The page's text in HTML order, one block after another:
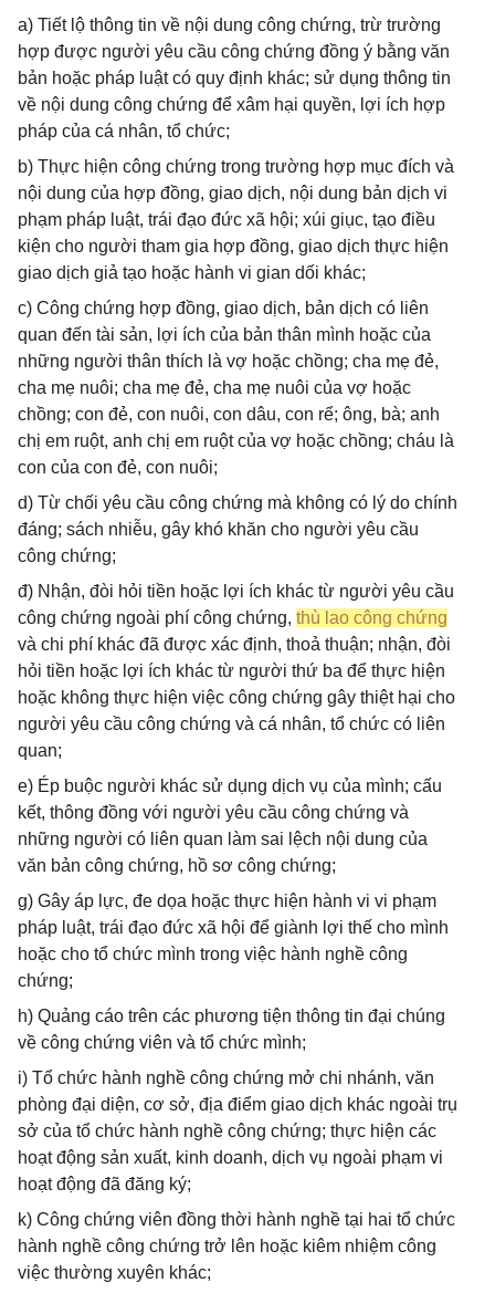
a) Tiết lộ thông tin về nội dung công chứng, trừ trường
hợp được người yêu cầu công chứng đồng ý bằng văn
bản hoặc pháp luật có quy định khác; sử dụng thông tin
về nội dung công chứng để xâm hại quyền, lợi ích hợp
pháp của cá nhân, tổ chức;
b) Thực hiện công chứng trong trường hợp mục đích và
nội dung của hợp đồng, giao dịch, nội dung bản dịch vi
phạm pháp luật, trái đạo đức xã hội; xúi giục, tạo điều
kiện cho người tham gia hợp đồng, giao dịch thực hiện
giao dịch giả tạo hoặc hành vi gian dối khác;
c) Công chứng hợp đồng, giao dịch, bản dịch có liên
quan đến tài sản, lợi ích của bản thân mình hoặc của
những người thân thích là vợ hoặc chồng; cha mẹ đẻ,
cha mẹ nuôi; cha mẹ đẻ, cha mẹ nuôi của vợ hoặc
chồng; con đẻ, con nuôi, con dâu, con rể; ông, bà; anh
chị em ruột, anh chị em ruột của vợ hoặc chồng; cháu là
con của con đẻ, con nuôi;
d) Từ chối yêu cầu công chứng mà không có lý do chính
đáng; sách nhiễu, gây khó khăn cho người yêu cầu
công chứng;
đ) Nhận, đòi hỏi tiền hoặc lợi ích khác từ người yêu cầu
công chứng ngoài phí công chứng, thù lao công chứng
và chi phí khác đã được xác định, thoả thuận; nhận, đòi
hỏi tiền hoặc lợi ích khác từ người thứ ba để thực hiện
hoặc không thực hiện việc công chứng gây thiệt hại cho
người yêu cầu công chứng và cá nhân, tổ chức có liên
quan;
e) Ép buộc người khác sử dụng dịch vụ của mình; cấu
kết, thông đồng với người yêu cầu công chứng và
những người có liên quan làm sai lệch nội dung của
văn bản công chứng, hồ sơ công chứng;
g) Gây áp lực, đe dọa hoặc thực hiện hành vi vi phạm
pháp luật, trái đạo đức xã hội để giành lợi thế cho mình
hoặc cho tổ chức mình trong việc hành nghề công
chứng;
h) Quảng cáo trên các phương tiện thông tin đại chúng
về công chứng viên và tổ chức mình;
i) Tổ chức hành nghề công chứng mở chi nhánh, văn
phòng đại diện, cơ sở, địa điểm giao dịch khác ngoài trụ
sở của tổ chức hành nghề công chứng; thực hiện các
hoạt động sản xuất, kinh doanh, dịch vụ ngoài phạm vi
hoạt động đã đăng ký;
k) Công chứng viên đồng thời hành nghề tại hai tổ chức
hành nghề công chứng trở lên hoặc kiêm nhiệm công
việc thường xuyên khác;